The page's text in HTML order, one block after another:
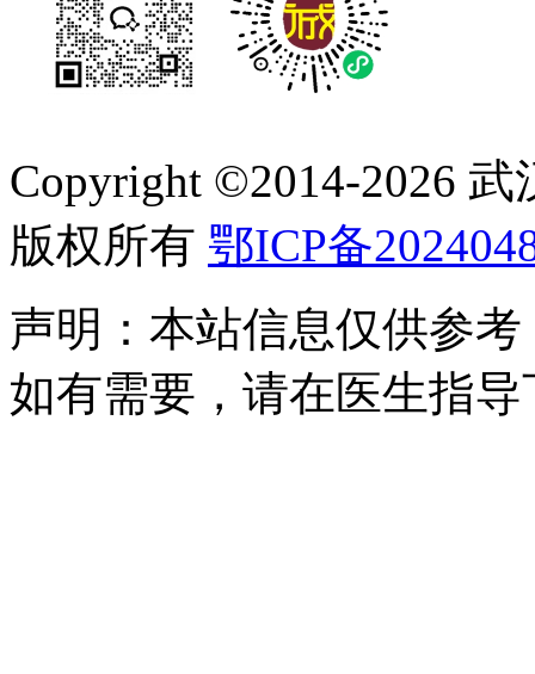
Copyright ©2014-2026
版权所有 鄂ICP备
声明：本站信息仅供参
如有需要，请在医生指